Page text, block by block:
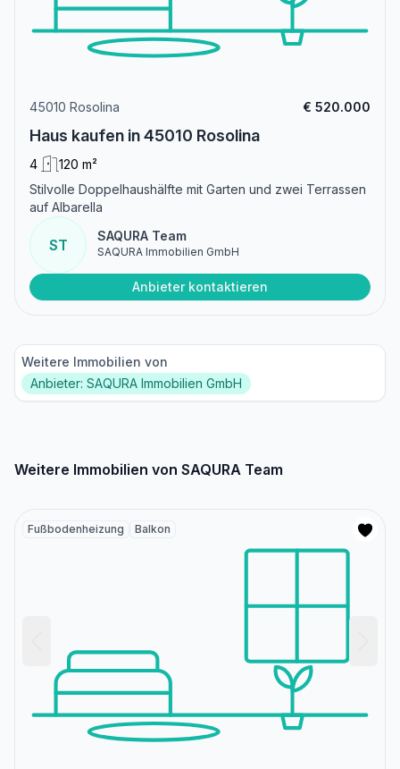
45010 Rosolina € 520.000
Haus kaufen in 45010 Rosolina
4
120 m²
Stilvolle Doppelhaushälfte mit Garten und zwei Terrassen
auf Albarella
ST
SAQURA Team
SAQURA Immobilien GmbH
Anbieter kontaktieren
Weitere Immobilien von
Anbieter: SAQURA Immobilien GmbH
Weitere Immobilien von SAQURA Team
Fußbodenheizung Balkon